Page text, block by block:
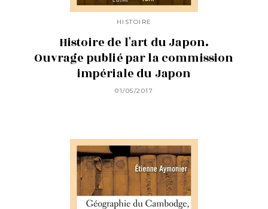
HISTOIRE
Histoire de l'art du Japon.
Ouvrage publié par la commission
impériale du Japon
01/05/2017